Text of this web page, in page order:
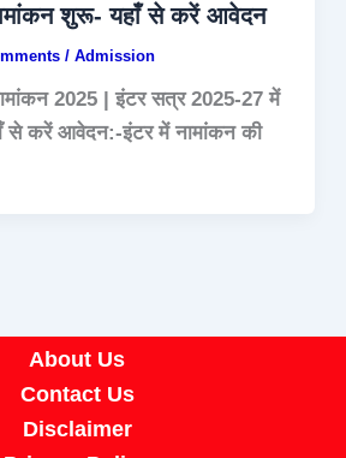
शुरू- यहाँ से करें आवेदन
/ Admission
नामांकन 2025 | इंटर सत्र 2025-27 में
से करें आवेदन:-इंटर में नामांकन की
About Us
Contact Us
Disclaimer